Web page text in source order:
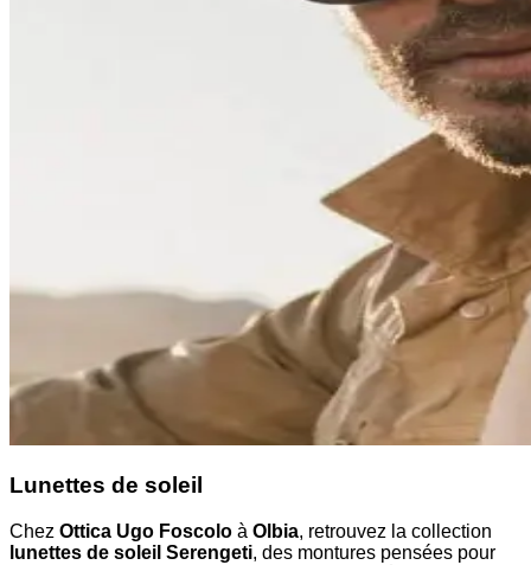
Lunettes de soleil
Chez Ottica Ugo Foscolo à Olbia, retrouvez la collection
lunettes de soleil Serengeti, des montures pensées pour